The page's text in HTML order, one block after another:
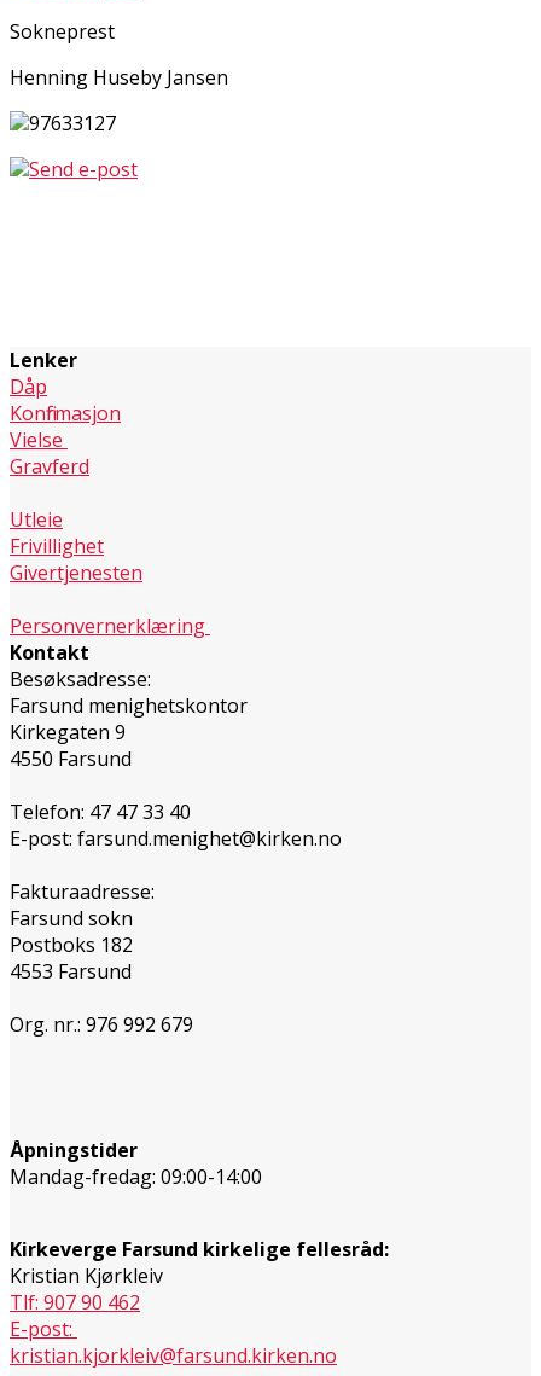
Sokneprest
Henning Huseby Jansen
97633127
Send e-post
Lenker
Dåp
Konfirmasjon
Vielse
Gravferd
Utleie
Frivillighet
Givertjenesten
Personvernerklæring
Kontakt
Besøksadresse:
Farsund menighetskontor
Kirkegaten 9
4550 Farsund
Telefon: 47 47 33 40
E-post: farsund.menighet@kirken.no
Fakturaadresse:
Farsund sokn
Postboks 182
4553 Farsund
Org. nr.: 976 992 679
Åpningstider
Mandag-fredag: 09:00-14:00
Kirkeverge Farsund kirkelige fellesråd:
Kristian Kjørkleiv
Tlf: 907 90 462
E-post:
kristian.kjorkleiv@farsund.kirken.no